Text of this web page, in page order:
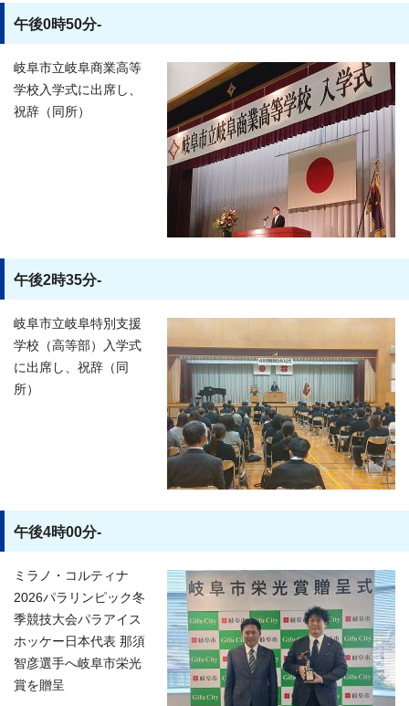
午後0時50分-
岐阜市立岐阜商業高等
学校入学式に出席し、
祝辞（同所）
午後2時35分-
岐阜市立岐阜特別支援
学校（高等部）入学式
に出席し、祝辞（同
所）
午後4時00分-
ミラノ・コルティナ
2026パラリンピック冬
季競技大会パラアイス
ホッケー日本代表 那須
智彦選手へ岐阜市栄光
賞を贈呈